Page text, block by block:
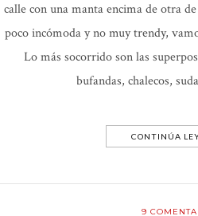
calle con una manta encima de otra
poco incómoda y no muy trendy,
Lo más socorrido son las
bufandas, chalecos,
CONTINÚA
9